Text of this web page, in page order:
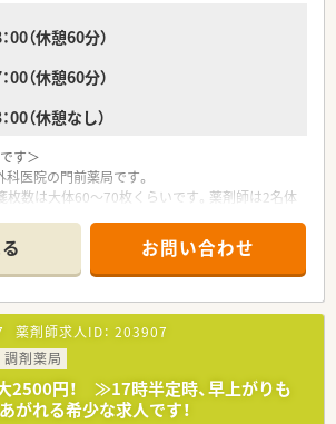
00（休憩60分）
00（休憩60分）
00（休憩なし）
す＞
医院の門前薬局です。
数は大体60～70枚くらいです。薬剤師は2名体
アパス＞
シャリストとして、在宅医療や漢方といった専門
も用意されています。
な）の方が多いので、マネージャーや支店長、採
人事業務、医療モール開発といった新規開発に携
できるチャンスが多い企業です。
援しています！＞
なで助け合い取得するという社風なので消化率は
お問い合わせ
薬剤師求人ID： 203907
調剤薬局
2500円！ ≫17時半定時、早上がりも
がれる希少な求人です！